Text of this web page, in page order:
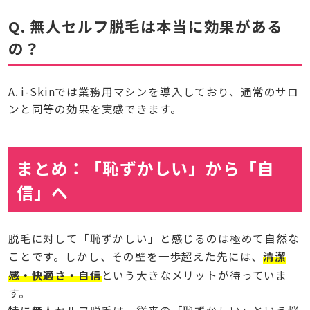
Q. 無人セルフ脱毛は本当に効果がある
の？
A. i-Skinでは業務用マシンを導入しており、通常のサロ
ンと同等の効果を実感できます。
まとめ：「恥ずかしい」から「自
信」へ
脱毛に対して「恥ずかしい」と感じるのは極めて自然な
ことです。しかし、その壁を一歩超えた先には、清潔
感・快適さ・自信という大きなメリットが待っていま
す。